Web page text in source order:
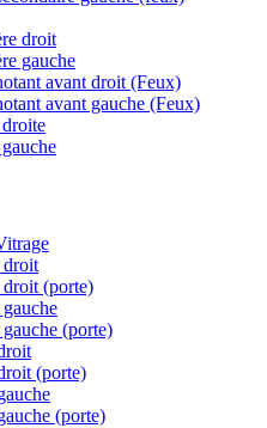
droit
gauche
avant droit (Feux)
avant gauche (Feux)
droit
droit (porte)
(porte)
(porte)
(porte)